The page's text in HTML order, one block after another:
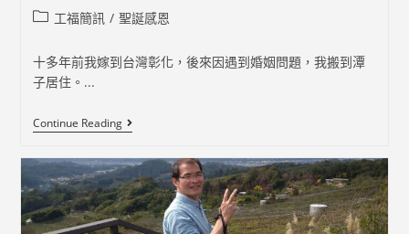
Post工福簡訊 / 聖誕感恩
十多年前我嫁到台灣彰化，後來因遇到婚姻問題，我搬到潭
子居住。...
Continue Reading2023-
12
典
滿
滿
的
一